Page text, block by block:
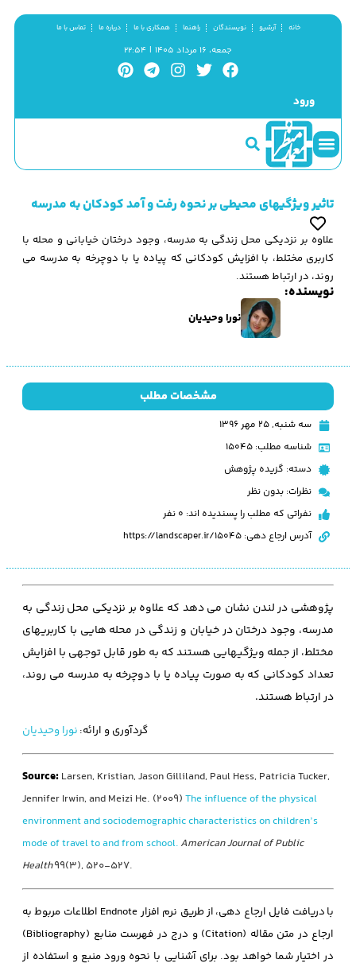
خانه آرشیو نویسندگان راهنما همکاری با ما درباره ما تماس با ما
جمعه، ۱۶ مرداد ۱۴۰۵ | ۲۲:۵۴
ورود
تاثیر ویژگیهای محیطی بر نحوه رفت و آمد کودکان به مدرسه
علاوه بر نزدیکی محل زندگی به مدرسه، وجود درختان خیابانی و محله با
کاربری مختلط، با افزایش کودکانی که پیاده یا با دوچرخه به مدرسه می
روند، در ارتباط هستند.
نویسنده:
نورا وحیدیان
مشخصات مطلب
سه شنبه, ۲۵ مهر ۱۳۹۶
شناسه مطلب: 15045
دسته: گزیده پژوهش
نظرات: بدون نظر
نفراتی که مطلب را پسندیده اند: 0 نفر
آدرس ارجاع دهی: https://landscaper.ir/15045
پژوهشی در لندن نشان می دهد که علاوه بر نزدیکی محل زندگی به
مدرسه، وجود درختان در خیابان و زندگی در محله هایی با کاربریهای
مختلط، از جمله ویژگیهایی هستند که به طور قابل توجهی با افزایش
تعداد کودکانی که به صورت پیاده یا با دوچرخه به مدرسه می روند،
در ارتباط هستند.
گردآوری و ارائه: نورا وحیدیان
Source: Larsen, Kristian, Jason Gilliland, Paul Hess, Patricia Tucker,
Jennifer Irwin, and Meizi He. (2009) The influence of the physical
environment and sociodemographic characteristics on children’s
mode of travel to and from school. American Journal of Public
Health99(3), 520-527.
با دریافت فایل ارجاع دهی، از طریق نرم افزار Endnote اطلاعات مربوط به
ارجاع در متن مقاله (Citation) و درج در فهرست منابع (Bibliography)
در اختیار شما خواهد بود. برای آشنایی با نحوه ورود منبع و استفاده از